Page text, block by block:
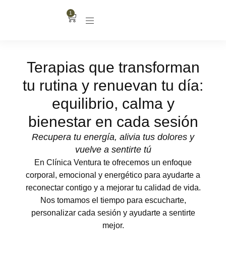
1
Terapias que transforman
tu rutina y renuevan tu día:
equilibrio, calma y
bienestar en cada sesión
Recupera tu energía, alivia tus dolores y
vuelve a sentirte tú
En Clínica Ventura te ofrecemos un enfoque
corporal, emocional y energético para ayudarte a
reconectar contigo y a mejorar tu calidad de vida.
Nos tomamos el tiempo para escucharte,
personalizar cada sesión y ayudarte a sentirte
mejor.